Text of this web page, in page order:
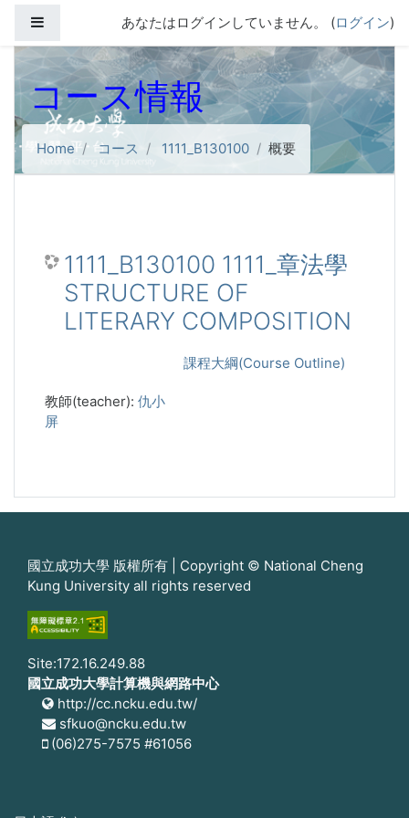
サイドパネルあなたはログインしていません。 (ログイン)
コース情報
Home コース 1111_B130100 概要
1111_B130100 1111_章法學
STRUCTURE OF
LITERARY COMPOSITION
課程大綱(Course Outline)
教師(teacher): 仇小
屏
國立成功大學 版權所有 | Copyright © National Cheng
Kung University all rights reserved
Site:172.16.249.88
國立成功大學計算機與網路中心
http://cc.ncku.edu.tw/
sfkuo@ncku.edu.tw
(06)275-7575 #61056